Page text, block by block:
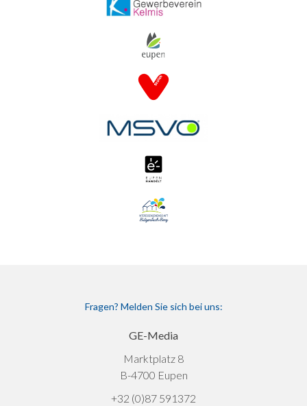
Fragen? Melden Sie sich bei uns:
GE-Media
Marktplatz 8
B-4700 Eupen
+32 (0)87 591372